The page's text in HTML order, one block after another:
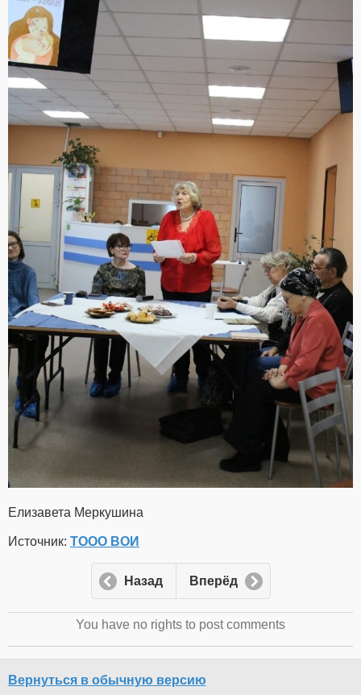
Елизавета Меркушина
Источник: ТООО ВОИ
Назад Вперёд
You have no rights to post comments
Вернуться в обычную версию